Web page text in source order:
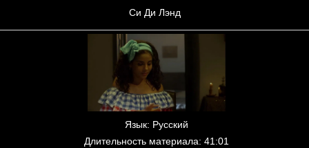
Си Ди Лэнд
Язык: Русский
Длительность материала: 41:01